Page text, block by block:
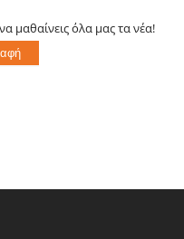
μαθαίνεις όλα μας τα νέα!